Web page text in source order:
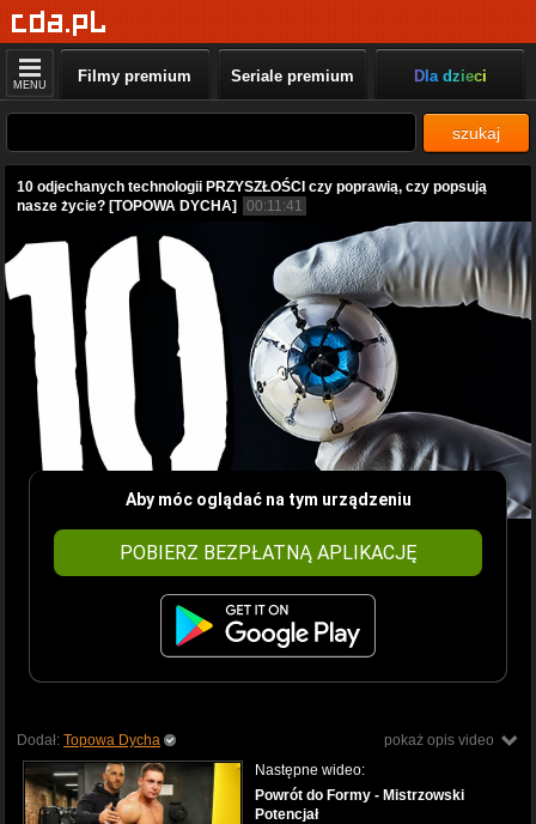
MENU Filmy premium Seriale premium Dla dzieci
szukaj
10 odjechanych technologii PRZYSZŁOŚCI czy poprawią, czy popsują
nasze życie? [TOPOWA DYCHA]
00:11:41
Aby móc oglądać na tym urządzeniu
POBIERZ BEZPŁATNĄ APLIKACJĘ
pokaż opis video
Dodał: Topowa Dycha
Następne wideo:
Powrót do Formy - Mistrzowski
Potencjał